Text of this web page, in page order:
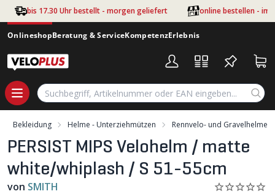
Zum Hauptinhalt springen
bis 17.30 Uhr bestellt - morgen geliefert online bestellen - im
OnlineshopBeratung & ServiceKompetenzErlebnis
Bekleidung Helme - Unterziehmützen Rennvelo- und Gravelhelme
PERSIST MIPS Velohelm / matte
white/whiplash / S 51-55cm
von SMITH